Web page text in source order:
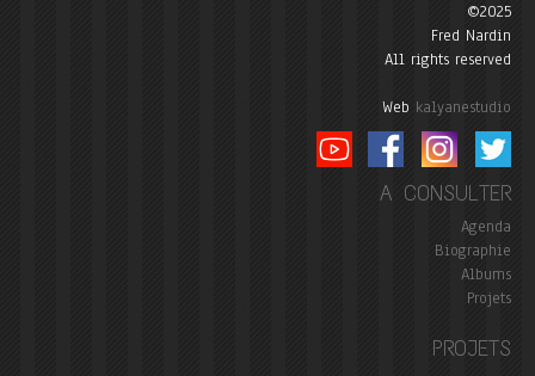
©2025
Fred Nardin
All rights reserved
Web kalyanestudio
A CONSULTER
Agenda
Biographie
Albums
Projets
PROJETS